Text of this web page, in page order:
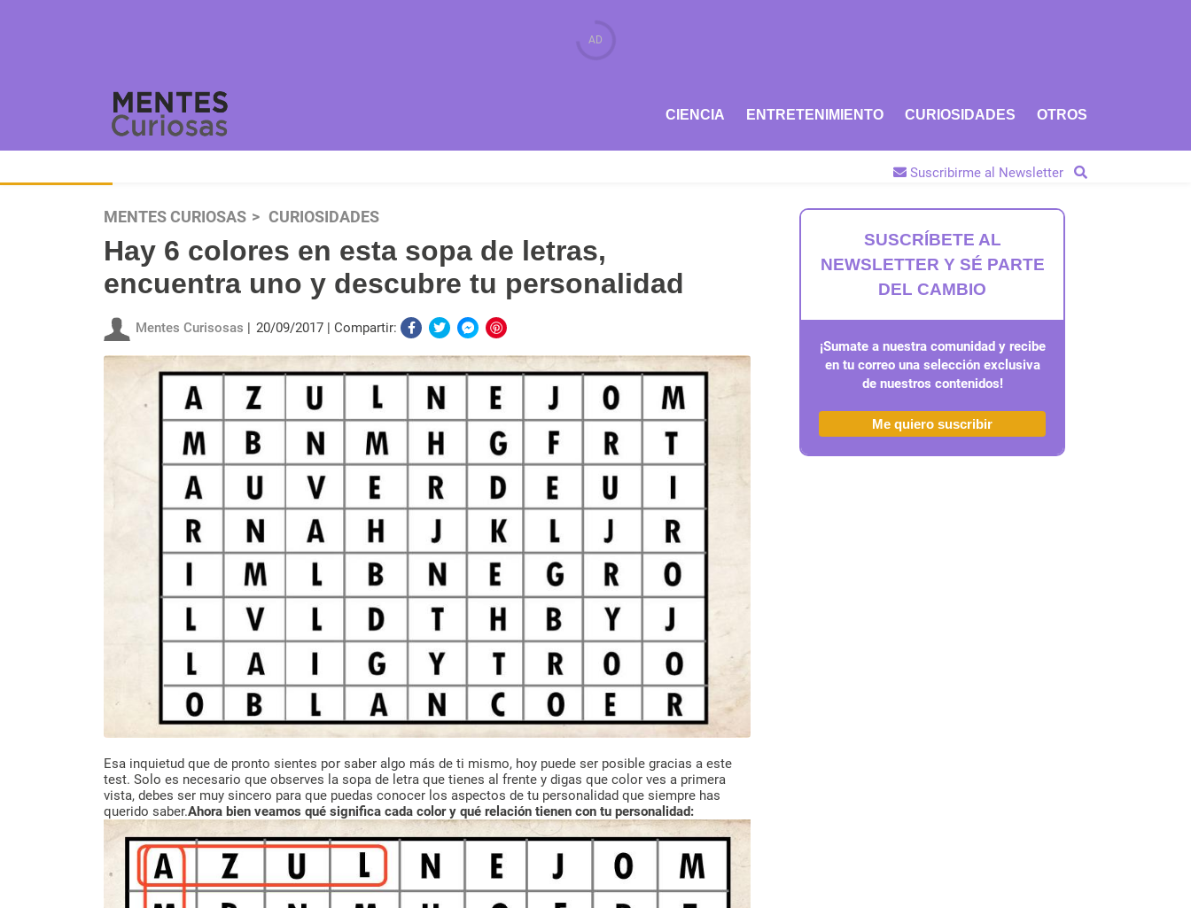
CIENCIA ENTRETENIMIENTO CURIOSIDADES OTROS
Suscribirme al Newsletter
MENTES CURIOSAS CURIOSIDADES
Hay 6 colores en esta sopa de letras,
encuentra uno y descubre tu personalidad
Mentes Curisosas 20/09/2017 Compartir:
Esa inquietud que de pronto sientes por saber algo más de ti mismo, hoy puede ser posible gracias a este
test. Solo es necesario que observes la sopa de letra que tienes al frente y digas que color ves a primera
vista, debes ser muy sincero para que puedas conocer los aspectos de tu personalidad que siempre has
querido saber.Ahora bien veamos qué significa cada color y qué relación tienen con tu personalidad:
SUSCRÍBETE AL
NEWSLETTER Y SÉ PARTE
DEL CAMBIO
¡Sumate a nuestra comunidad y recibe
en tu correo una selección exclusiva
de nuestros contenidos!
Me quiero suscribir